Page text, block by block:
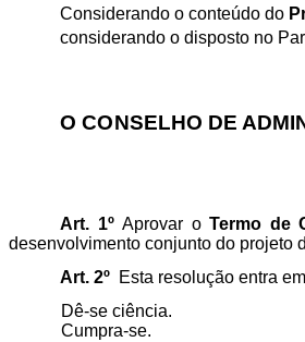
Considerando o conteúdo do
considerando o disposto no
O CONSELHO DE
Art. 1ºAprovar oTermo de
desenvolvimento conjunto do projeto
Art. 2º Esta resolução entra
Dê-se ciência.
Cumpra-se.